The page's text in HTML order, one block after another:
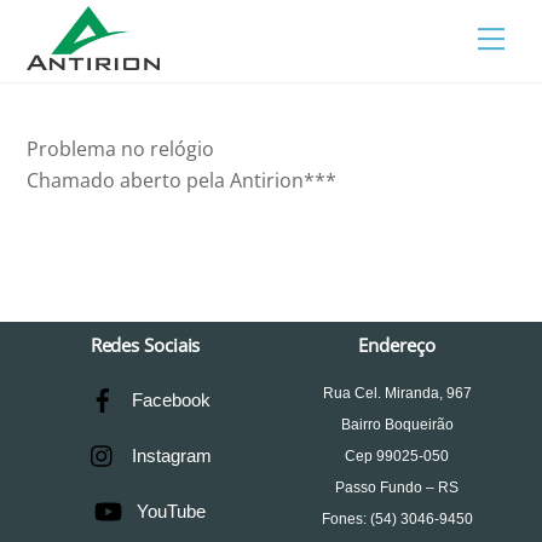
content
Problema no relógio
Chamado aberto pela Antirion***
Redes Sociais
Facebook
Instagram
YouTube
Endereço
Rua Cel. Miranda, 967
Bairro Boqueirão
Cep 99025-050
Passo Fundo – RS
Fones: (54) 3046-9450